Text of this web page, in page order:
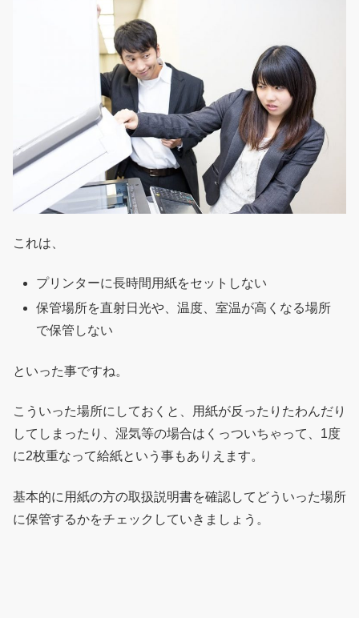
これは、
プリンターに長時間用紙をセットしない
保管場所を直射日光や、温度、室温が高くなる場所
で保管しない
といった事ですね。
こういった場所にしておくと、用紙が反ったりたわんだり
してしまったり、湿気等の場合はくっついちゃって、1度
に2枚重なって給紙という事もありえます。
基本的に用紙の方の取扱説明書を確認してどういった場所
に保管するかをチェックしていきましょう。